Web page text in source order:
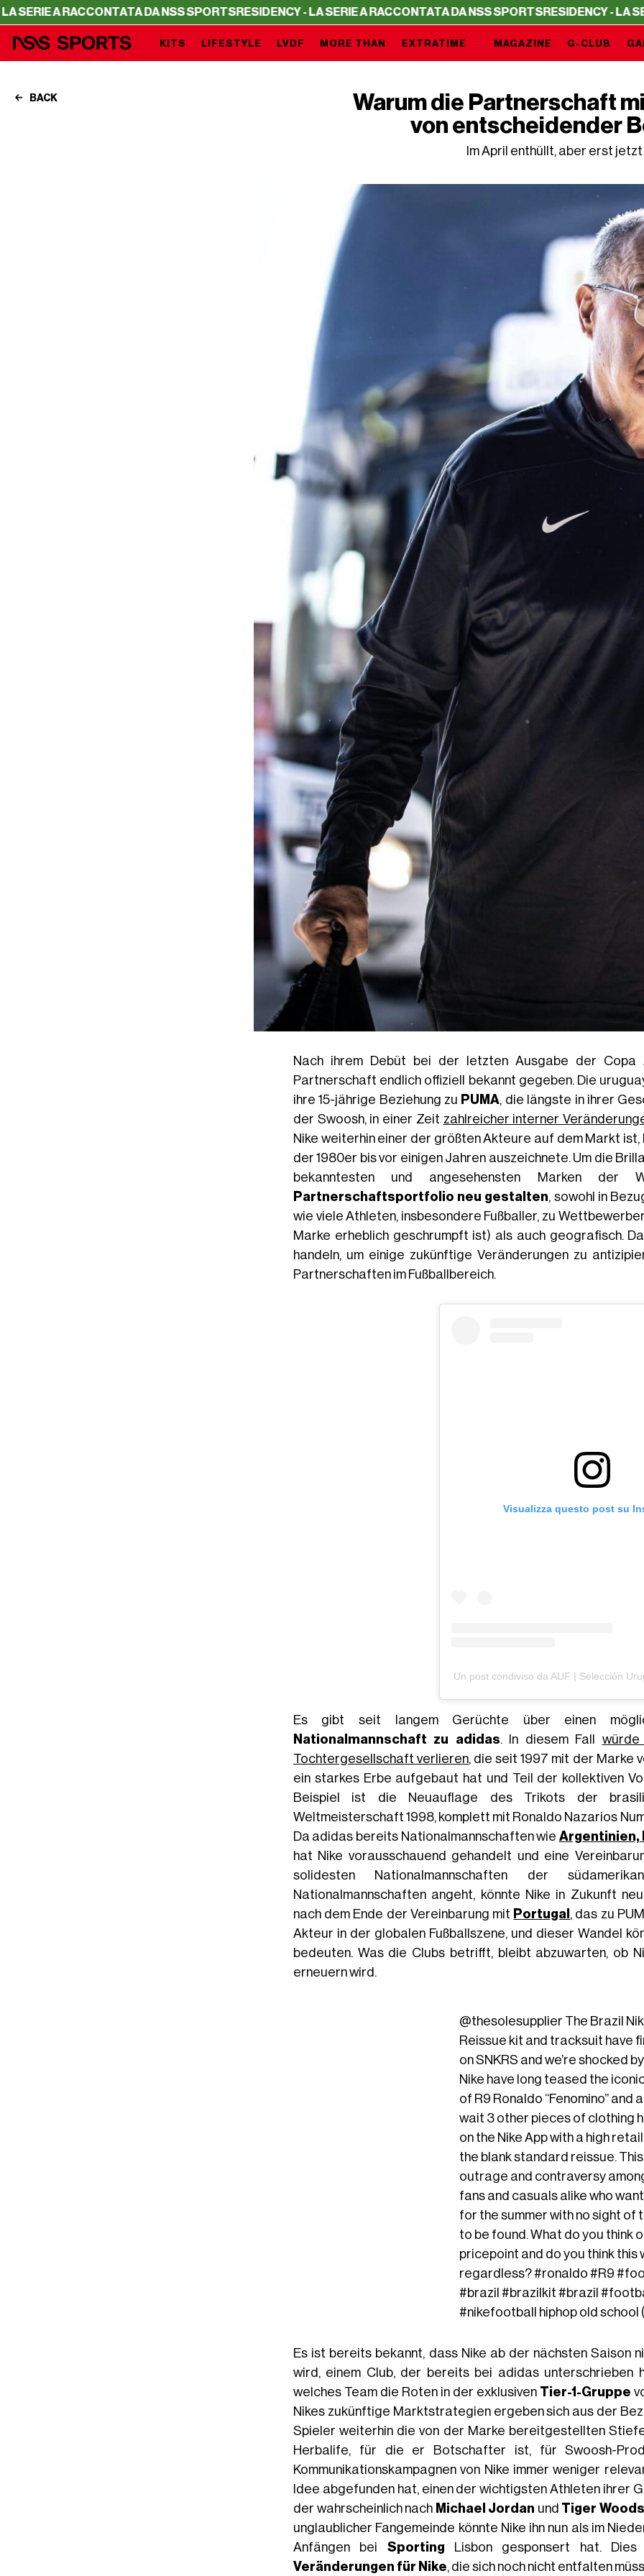
DA NSS SPORTSRESIDENCY - LA SERIE A RACCONTATA DA NSS SPORTSRESIDENCY - LA SERIE A
EXTRATIME
KITS LIFESTYLE LVDF MORE THAN MAGAZINE G-CLUB
BACK
Warum die Partnerschaft
von entscheidender
Im April enthüllt, aber erst
Nach ihrem Debüt bei der letzten Ausgabe der Copa
Partnerschaft endlich offiziell bekannt gegeben. Die
ihre 15-jährige Beziehung zu PUMA, die längste in ihrer
der Swoosh, in einer Zeit zahlreicher interner
Nike weiterhin einer der größten Akteure auf dem Markt
der 1980er bis vor einigen Jahren auszeichnete. Um die
bekanntesten und angesehensten Marken
Partnerschaftsportfolio neu gestalten, sowohl in
wie viele Athleten, insbesondere Fußballer, zu
Marke erheblich geschrumpft ist) als auch geografisch.
handeln, um einige zukünftige Veränderungen zu
Partnerschaften im Fußballbereich.
Visualizza questo post su
Un post condiviso da AUF | Selección
Es gibt seit langem Gerüchte über einen
Nationalmannschaft zu adidas. In diesem Fall würde
Tochtergesellschaft verlieren, die seit 1997 mit der Marke
ein starkes Erbe aufgebaut hat und Teil der kollektiven
Beispiel ist die Neuauflage des Trikots der
Weltmeisterschaft 1998, komplett mit Ronaldo Nazarios
Da adidas bereits Nationalmannschaften wie Argentinien,
hat Nike vorausschauend gehandelt und eine
solidesten Nationalmannschaften der
Nationalmannschaften angeht, könnte Nike in Zukunft
nach dem Ende der Vereinbarung mit Portugal , das zu
Akteur in der globalen Fußballszene, und dieser Wandel
bedeuten. Was die Clubs betrifft, bleibt abzuwarten, ob
erneuern wird.
@thesolesupplier The Brazil
Reissue kit and tracksuit have
on SNKRS and we’re shocked
Nike have long teased the
of R9 Ronaldo “Fenomino” and
wait 3 other pieces of clothing
on the Nike App with a high
the blank standard reissue.
outrage and contraversy
fans and casuals alike who
for the summer with no sight of
to be found. What do you think
pricepoint and do you think this
regardless?#ronaldo #R9
#brazil #brazilkit #brazil
#nikefootball
hiphop old school
Es ist bereits bekannt, dass Nike ab der nächsten Saison
wird, einem Club, der bereits bei adidas unterschrieben
welches Team die Roten in der exklusiven Tier-1-Gruppe
Nikes zukünftige Marktstrategien ergeben sich aus der
Spieler weiterhin die von der Marke bereitgestellten
Herbalife, für die er Botschafter ist, für Swoosh-
Kommunikationskampagnen von Nike immer weniger
Idee abgefunden hat, einen der wichtigsten Athleten ihrer
der wahrscheinlich nach Michael Jordan und Tiger
unglaublicher Fangemeinde könnte Nike ihn nun als im
Anfängen bei Sporting Lisbon gesponsert hat.
Veränderungen für Nike, die sich noch nicht entfalten